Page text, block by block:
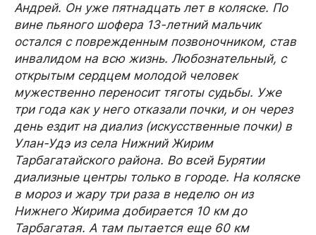
Андрей. Он уже пятнадцать лет в коляске. По
вине пьяного шофера 13-летний мальчик
остался с поврежденным позвоночником, став
инвалидом на всю жизнь. Любознательный, с
открытым сердцем молодой человек
мужественно переносит тяготы судьбы. Уже
три года как у него отказали почки, и он через
день ездит на диализ (искусственные почки) в
Улан-Удэ из села Нижний Жирим
Тарбагатайского района. Во всей Бурятии
диализные центры только в городе. На коляске
в мороз и жару три раза в неделю он из
Нижнего Жирима добирается 10 км до
Тарбагатая. А там пытается еще 60 км